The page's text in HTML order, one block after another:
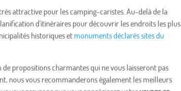
attractive pour les camping-caristes. Au-delà de la
d'itinéraires pour découvrir les endroits les plus
historiques et monuments déclarés sites du
propositions charmantes qui ne vous laisseront pas
nous vous recommanderons également les meilleurs